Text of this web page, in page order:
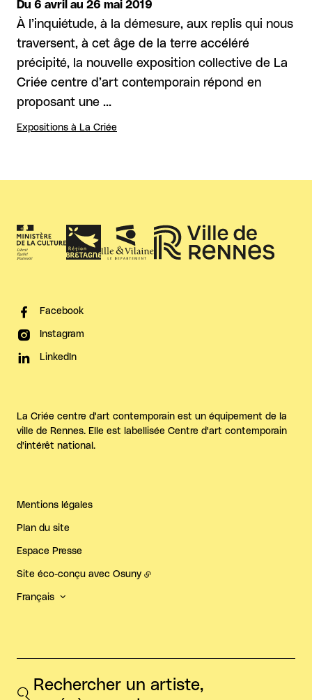
Du 6 avril au 26 mai 2019
À l’inquiétude, à la démesure, aux replis qui nous
traversent, à cet âge de la terre accéléré
précipité, la nouvelle exposition collective de La
Criée centre d’art contemporain répond en
proposant une …
Expositions à La Criée
Facebook
Instagram
LinkedIn
La Criée centre d'art contemporain est un équipement de la
ville de Rennes. Elle est labellisée Centre d'art contemporain
d'intérêt national.
Mentions légales
Plan du site
Espace Presse
Site éco-conçu avec Osuny
Français
Rechercher un artiste,